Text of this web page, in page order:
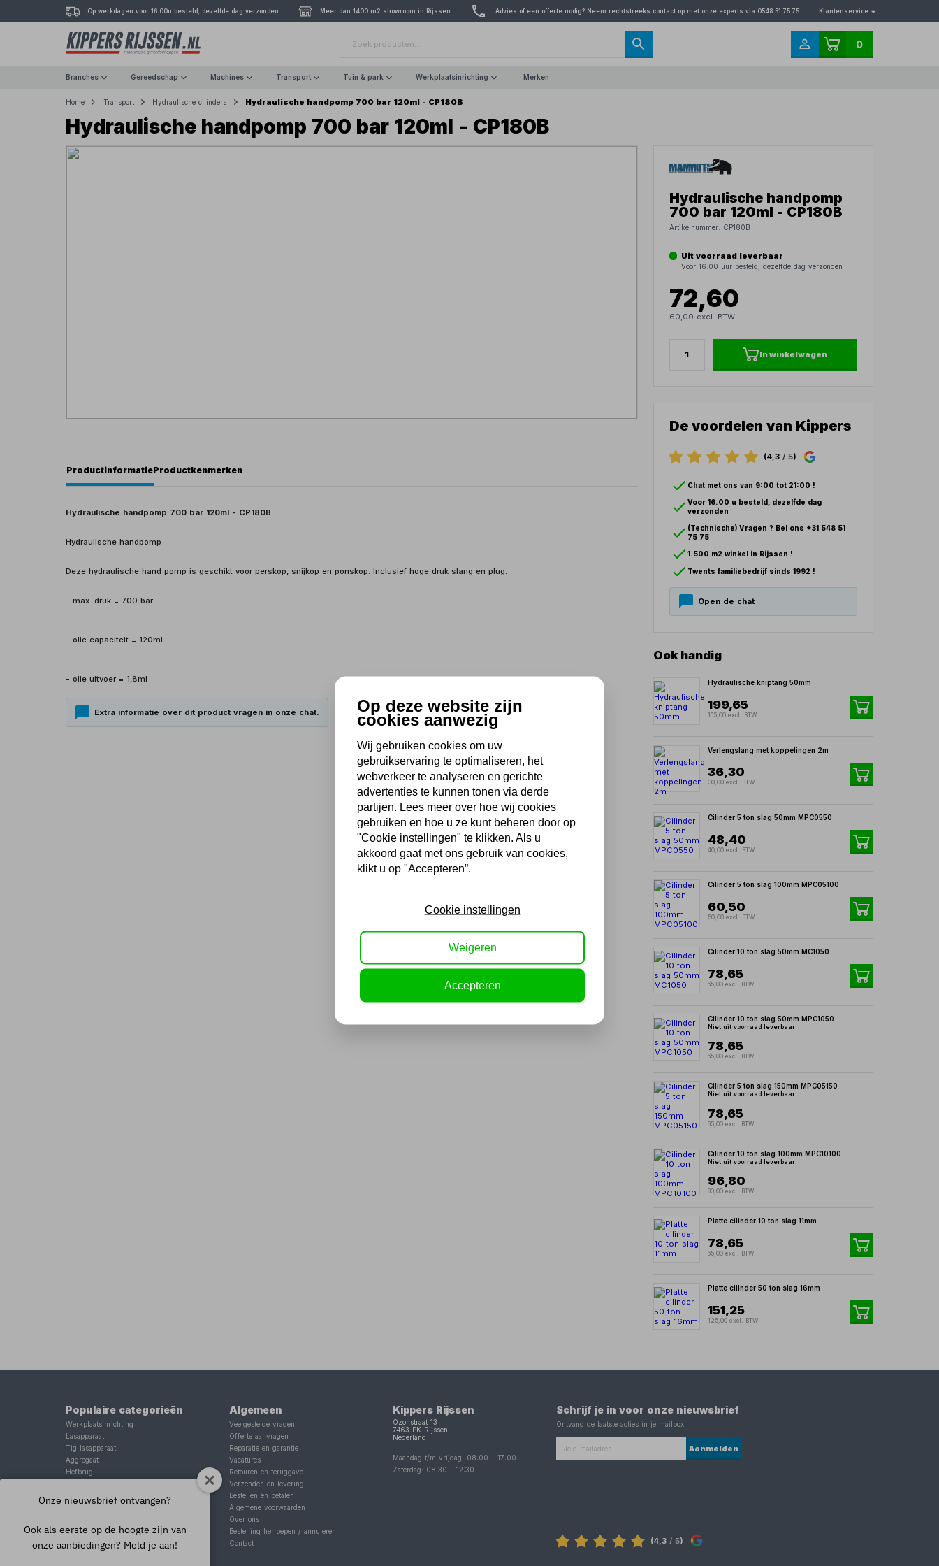
Op werkdagen voor 16.00u besteld, dezelfde dag verzonden Meer dan 1400 m2 showroom in Rijssen Advies of een offerte nodig? Neem rechtstreeks contact op met onze experts via 0548 51 75 75 Klantenservice
0
Branches Gereedschap Machines Transport Tuin & park Werkplaatsinrichting Merken
Home Transport Hydraulische cilinders Hydraulische handpomp 700 bar 120ml - CP180B
Hydraulische handpomp 700 bar 120ml - CP180B
ProductinformatieProductkenmerken
Hydraulische handpomp 700 bar 120ml - CP180B
Hydraulische handpomp
Deze hydraulische hand pomp is geschikt voor perskop, snijkop en ponskop. Inclusief hoge druk slang en plug.
- max. druk = 700 bar
- olie capaciteit = 120ml
- olie uitvoer = 1,8ml
Extra informatie over dit product vragen in onze chat.
Hydraulische handpomp
700 bar 120ml - CP180B
Artikelnummer: CP180B
Uit voorraad leverbaar
Voor 16.00 uur besteld, dezelfde dag verzonden
72,60
60,00 excl. BTW
In winkelwagen
De voordelen van Kippers
(4,3/ 5)
Chat met ons van 9:00 tot 21:00 !
Voor 16.00 u besteld, dezelfde dag
verzonden
(Technische) Vragen ? Bel ons +31 548 51
75 75
1.500 m2 winkel in Rijssen !
Twents familiebedrijf sinds 1992 !
Open de chat
Ook handig
Hydraulische kniptang 50mm
199,65
165,00 excl. BTW
Verlengslang met koppelingen 2m
36,30
30,00 excl. BTW
Cilinder 5 ton slag 50mm MPC0550
48,40
40,00 excl. BTW
Cilinder 5 ton slag 100mm MPC05100
60,50
50,00 excl. BTW
Cilinder 10 ton slag 50mm MC1050
78,65
65,00 excl. BTW
Cilinder 10 ton slag 50mm MPC1050
Niet uit voorraad leverbaar
78,65
65,00 excl. BTW
Cilinder 5 ton slag 150mm MPC05150
Niet uit voorraad leverbaar
78,65
65,00 excl. BTW
Cilinder 10 ton slag 100mm MPC10100
Niet uit voorraad leverbaar
96,80
80,00 excl. BTW
Platte cilinder 10 ton slag 11mm
78,65
65,00 excl. BTW
Platte cilinder 50 ton slag 16mm
151,25
125,00 excl. BTW
Populaire categorieën
Werkplaatsinrichting
Lasapparaat
Tig lasapparaat
Aggregaat
Hefbrug
Schaarlift
Algemeen
Veelgestelde vragen
Offerte aanvragen
Reparatie en garantie
Vacatures
Retouren en teruggave
Verzenden en levering
Bestellen en betalen
Algemene voorwaarden
Over ons
Bestelling herroepen / annuleren
Contact
Kippers Rijssen
Ozonstraat 13
7463 PK
Rijssen
Nederland
Maandag t/m vrijdag: 08:00 -17:00
Zaterdag: 08:30 -12:30
Schrijf je in voor onze nieuwsbrief
Ontvang de laatste acties in je mailbox
Aanmelden
(4,3 / 5)
Onze nieuwsbrief ontvangen?
Ook als eerste op de hoogte zijn van
onze aanbiedingen? Meld je aan!
Op deze website zijn
cookies aanwezig
Wij gebruiken cookies om uw
gebruikservaring te optimaliseren, het
webverkeer te analyseren en gerichte
advertenties te kunnen tonen via derde
partijen. Lees meer over hoe wij cookies
gebruiken en hoe u ze kunt beheren door op
"Cookie instellingen" te klikken. Als u
akkoord gaat met ons gebruik van cookies,
klikt u op "Accepteren”.
Cookie instellingen
Weigeren
Accepteren